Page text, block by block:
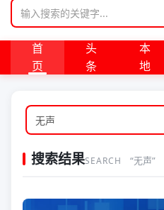
首
页
头
条
本
地
搜索结果SEARCH “无声”